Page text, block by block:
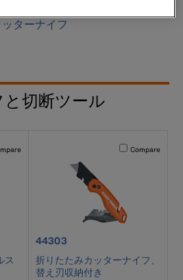
ターナイフ
切断ツール
this element will cause content on the page to
ス
Activating this
Compare
product number 44303
44303
折りたたみカッターナイフ、
替え刃収納付き